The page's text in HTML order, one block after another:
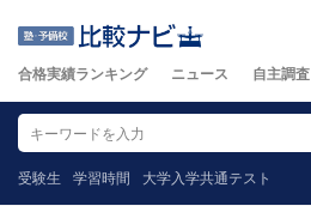
合格実績ランキング ニュース 自主調査
受験生 学習時間 大学入学共通テスト